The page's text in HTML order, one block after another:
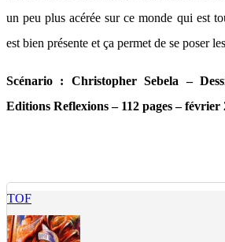
un peu plus acérée sur ce monde qui est
est bien présente et ça permet de se poser
Scénario : Christopher Sebela –
Editions Reflexions – 112 pages – février
TOF